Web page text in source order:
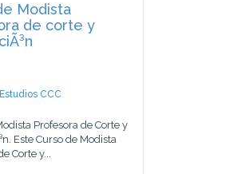
Modista
de corte y
CCC
Profesora de Corte y
Este Curso de Modista
Corte y...